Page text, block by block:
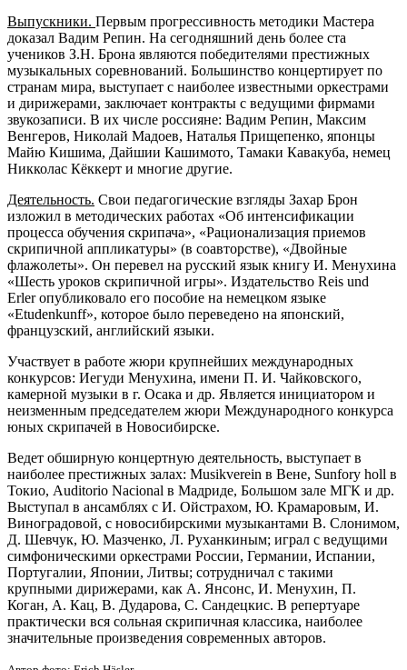
Выпускники. Первым прогрессивность методики Мастера
доказал Вадим Репин. На сегодняшний день более ста
учеников З.Н. Брона являются победителями престижных
музыкальных соревнований. Большинство концертирует по
странам мира, выступает с наиболее известными оркестрами
и дирижерами, заключает контракты с ведущими фирмами
звукозаписи. В их числе россияне: Вадим Репин, Максим
Венгеров, Николай Мадоев, Наталья Прищепенко, японцы
Майю Кишима, Дайшии Кашимото, Тамаки Кавакуба, немец
Никколас Кёккерт и многие другие.
Деятельность. Свои педагогические взгляды Захар Брон
изложил в методических работах «Об интенсификации
процесса обучения скрипача», «Рационализация приемов
скрипичной аппликатуры» (в соавторстве), «Двойные
флажолеты». Он перевел на русский язык книгу И. Менухина
«Шесть уроков скрипичной игры». Издательство Reis und
Erler опубликовало его пособие на немецком языке
«Etudenkunff», которое было переведено на японский,
французский, английский языки.
Участвует в работе жюри крупнейших международных
конкурсов: Иегуди Менухина, имени П. И. Чайковского,
камерной музыки в г. Осака и др. Является инициатором и
неизменным председателем жюри Международного конкурса
юных скрипачей в Новосибирске.
Ведет обширную концертную деятельность, выступает в
наиболее престижных залах: Musikverein в Вене, Sunfory holl в
Токио, Auditorio Nacional в Мадриде, Большом зале МГК и др.
Выступал в ансамблях с И. Ойстрахом, Ю. Крамаровым, И.
Виноградовой, с новосибирскими музыкантами В. Слонимом,
Д. Шевчук, Ю. Мазченко, Л. Руханкиным; играл с ведущими
симфоническими оркестрами России, Германии, Испании,
Португалии, Японии, Литвы; сотрудничал с такими
крупными дирижерами, как А. Янсонс, И. Менухин, П.
Коган, А. Кац, В. Дударова, С. Сандецкис. В репертуаре
практически вся сольная скрипичная классика, наиболее
значительные произведения современных авторов.